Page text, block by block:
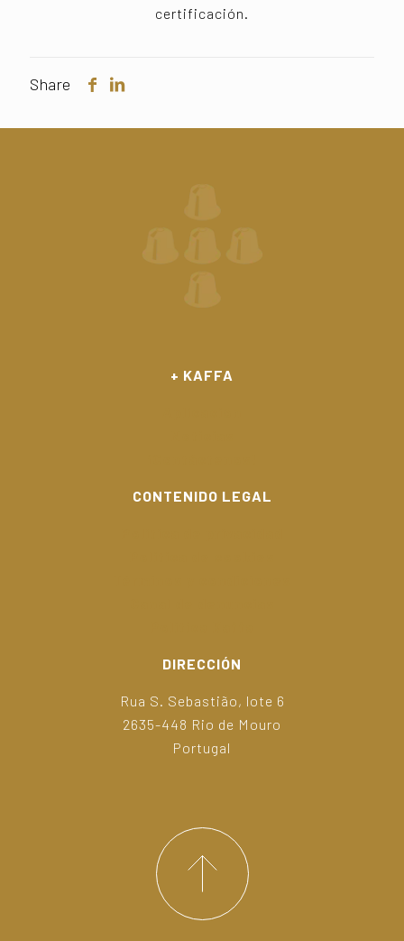
certificación.
Share
+ KAFFA
CONTENIDO LEGAL
DIRECCIÓN
Rua S. Sebastião, lote 6
2635-448 Rio de Mouro
Portugal